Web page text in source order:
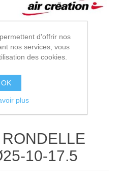
10-17.5
d'offrir nos
nos services, vous
des cookies.
OK
plus